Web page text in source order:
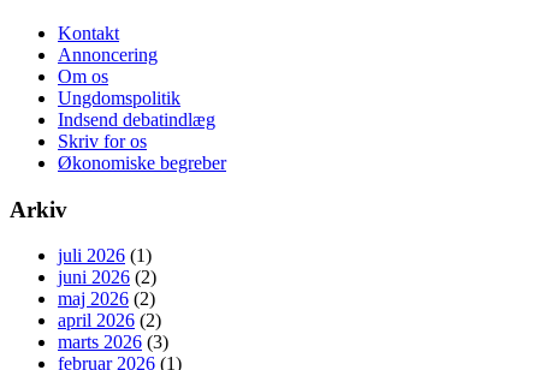
Kontakt
Annoncering
Om os
Ungdomspolitik
Indsend debatindlæg
Skriv for os
Økonomiske begreber
Arkiv
juli 2026 (1)
juni 2026 (2)
maj 2026 (2)
april 2026 (2)
marts 2026 (3)
februar 2026 (1)